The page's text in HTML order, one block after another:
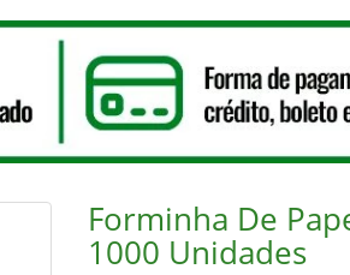
Forminha De
1000 Unidades